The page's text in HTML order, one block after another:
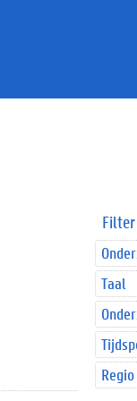
Taal
Regio